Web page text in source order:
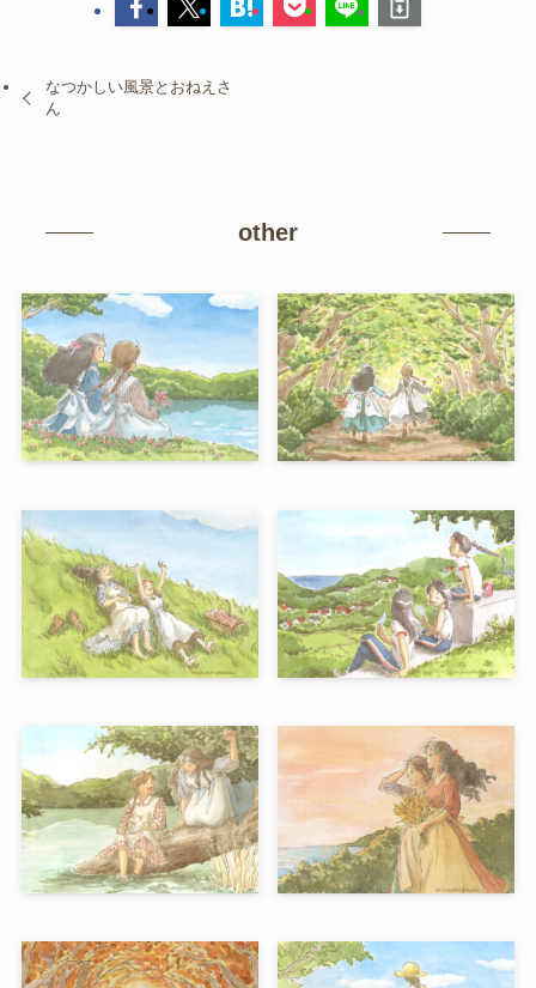
なつかしい風景とおねえさ
ん
other